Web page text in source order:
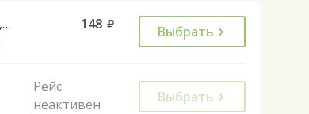
Пн,Вт,Ср,Чт,Пт 148 руб. Выбрать
Рейс
неактивен
Выбрать